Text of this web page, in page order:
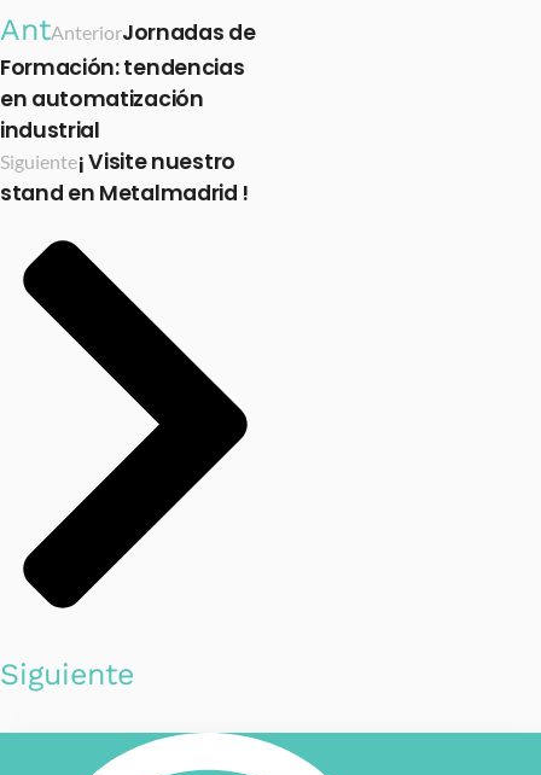
AntAnteriorJornadas de
Formación: tendencias
en automatización
industrial
Siguiente¡ Visite nuestro
stand en Metalmadrid !
Siguiente